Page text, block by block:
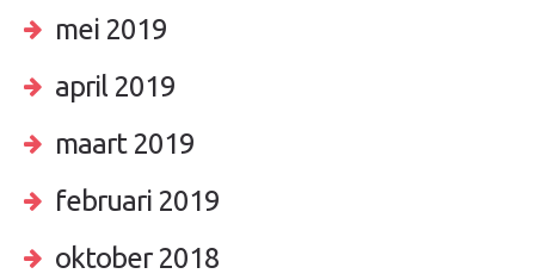
mei 2019
april 2019
maart 2019
februari 2019
oktober 2018